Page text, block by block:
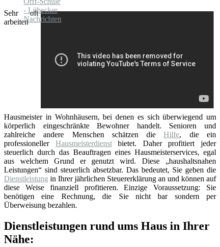
Sehr oft
arbeiten
Hausmeister in Wohnhäusern, bei denen es sich überwiegend um
körperlich eingeschränkte Bewohner handelt. Senioren und
zahlreiche andere Menschen schätzen dieHilfe, die ein
professioneller Hausmeisterdienstbietet. Daher profitiert jeder
steuerlich durch das Beauftragen eines Hausmeisterservices, egal
aus welchem Grund er genutzt wird. Diese „haushaltsnahen
Leistungen“ sind steuerlich absetzbar. Das bedeutet, Sie geben die
Dienstleistung in Ihrer jährlichen Steuererklärung an und können auf
diese Weise finanziell profitieren. Einzige Voraussetzung: Sie
benötigen eine Rechnung, die Sie nicht bar sondern per
Überweisung bezahlen.
Dienstleistungen rund ums Haus in Ihrer
Nähe: